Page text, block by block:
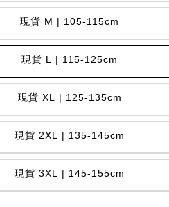
現貨 M | 105-115cm
現貨 L | 115-125cm
現貨 XL | 125-135cm
現貨 2XL | 135-145cm
現貨 3XL | 145-155cm